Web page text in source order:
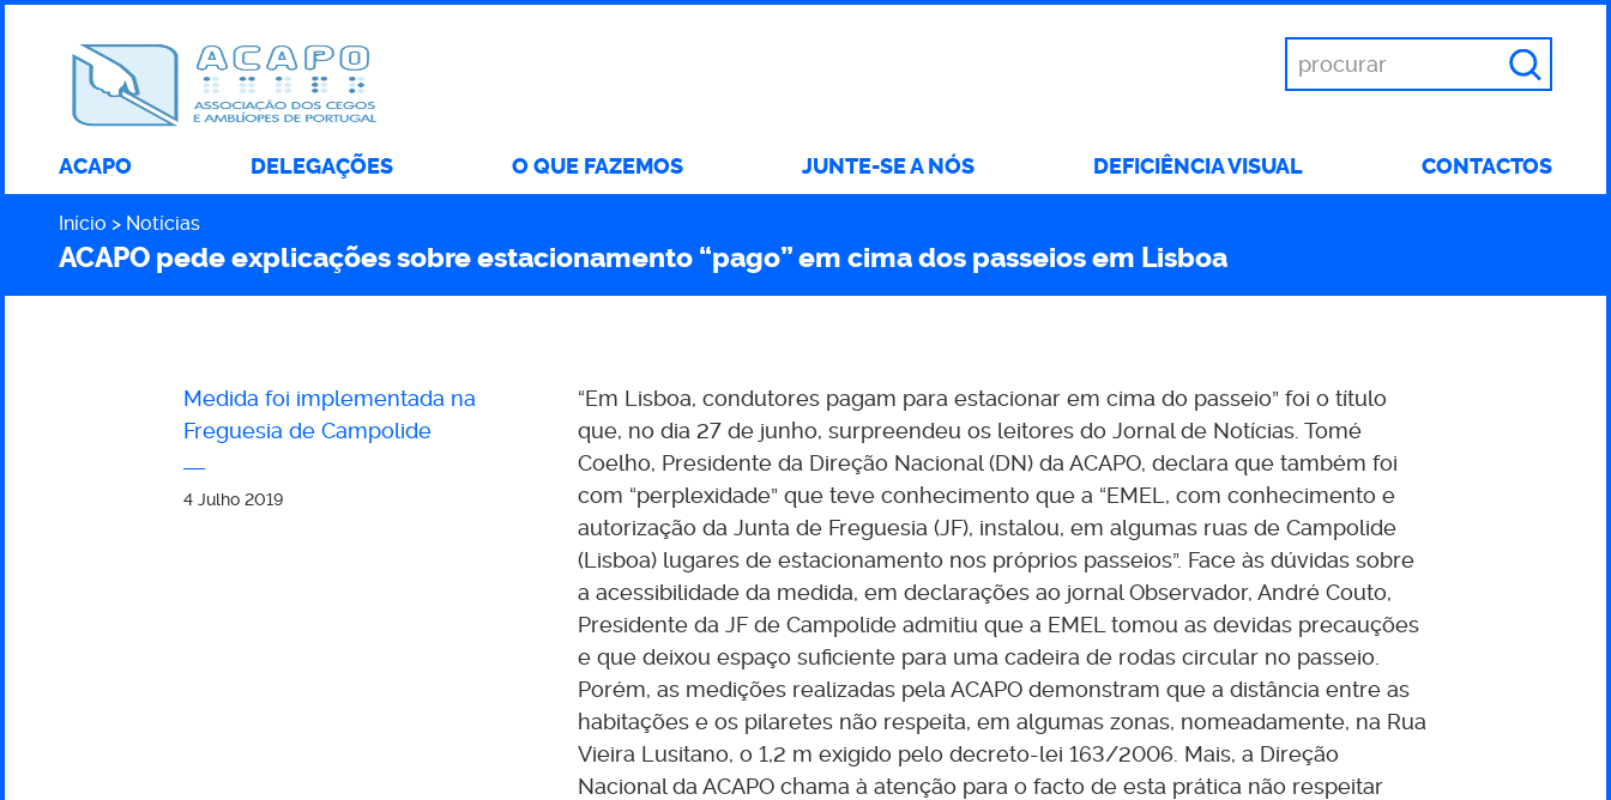
ACAPO DELEGAÇÕES O QUE FAZEMOS JUNTE-SE A NÓS DEFICIÊNCIA VISUAL CONTACTOS
as
Caminho
Início Notícias
ACAPO pede explicações sobre estacionamento “pago” em cima dos passeios em Lisboa
ACAPO
Medida foi implementada na
Freguesia de Campolide
4 Julho 2019
“Em Lisboa, condutores pagam para estacionar em cima do passeio” foi o título
que, no dia 27 de junho, surpreendeu os leitores do Jornal de Notícias. Tomé
Coelho, Presidente da Direção Nacional (DN) da ACAPO, declara que também foi
com “perplexidade” que teve conhecimento que a “EMEL, com conhecimento e
autorização da Junta de Freguesia (JF), instalou, em algumas ruas de Campolide
(Lisboa) lugares de estacionamento nos próprios passeios”. Face às dúvidas sobre
a acessibilidade da medida, em declarações ao jornal Observador, André Couto,
Presidente da JF de Campolide admitiu que a EMEL tomou as devidas precauções
e que deixou espaço suficiente para uma cadeira de rodas circular no passeio.
Porém, as medições realizadas pela ACAPO demonstram que a distância entre as
habitações e os pilaretes não respeita, em algumas zonas, nomeadamente, na Rua
Vieira Lusitano, o 1,2 m exigido pelo decreto-lei 163/2006. Mais, a Direção
Nacional da ACAPO chama à atenção para o facto de esta prática não respeitar